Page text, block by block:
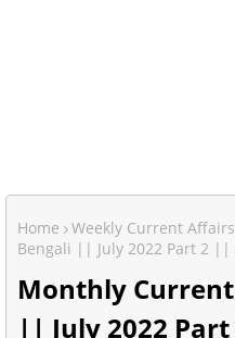
Home Weekly Current Affairs
Bengali || July 2022 Part 2 || বাংলা
Monthly
|| July 2022 Part 2